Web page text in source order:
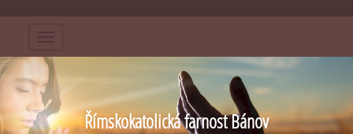
Menu
Římskokatolická farnost Bánov